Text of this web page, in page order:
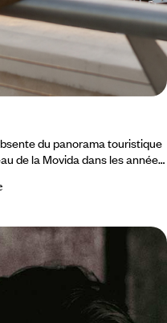
du panorama touristique
de la Movida dans les années
Dans le parc Lineal del
la rivière. Sur la pelouse de la
tapent le ballon, un